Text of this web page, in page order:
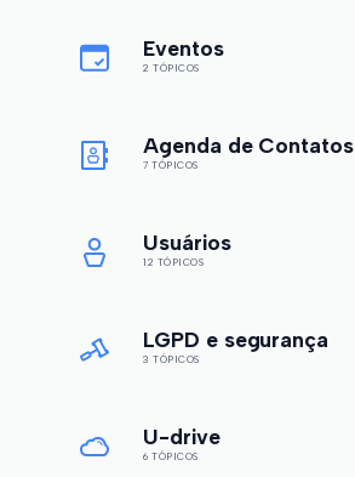
Eventos
2 TÓPICOS
Agenda de Contatos
7 TÓPICOS
Usuários
12 TÓPICOS
LGPD e segurança
3 TÓPICOS
U-drive
6 TÓPICOS